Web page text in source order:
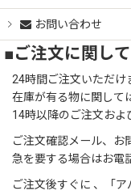
お問い合わせ
■ご注文に関して
24時間ご注文いただけ
在庫が有る物に関して
14時以降のご注文およ
ご注文確認メール、お
急を要する場合はお電
ご注文後すぐに 、「